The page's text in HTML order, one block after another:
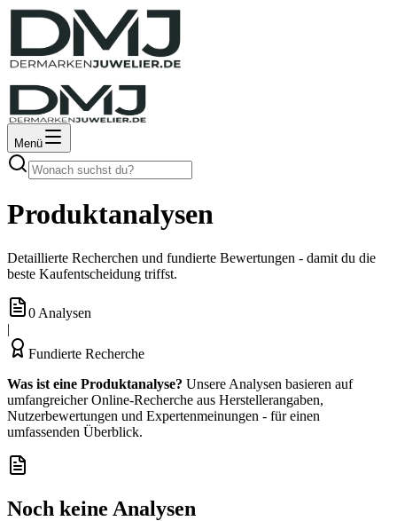
Menü
Produktanalysen
Detaillierte Recherchen und fundierte Bewertungen - damit du die
beste Kaufentscheidung triffst.
0 Analysen
|
Fundierte Recherche
Was ist eine Produktanalyse? Unsere Analysen basieren auf
umfangreicher Online-Recherche aus Herstellerangaben,
Nutzerbewertungen und Expertenmeinungen - für einen
umfassenden Überblick.
Noch keine Analysen